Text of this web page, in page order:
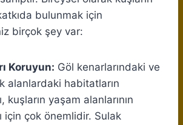
bulunmak için
birçok şey var:
Koruyun: Göl kenarlarındaki ve
alanlardaki habitatların
kuşların yaşam alanlarının
için çok önemlidir. Sulak